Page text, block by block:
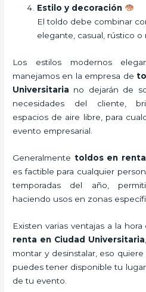
Estilo y decoración
El toldo debe combinar
elegante, casual, rústico o
Los estilos modernos
manejamos en la empresa de
Universitaria no dejarán de
necesidades del cliente,
espacios de aire libre, para
evento empresarial.
Generalmente toldos en renta
es factible para cualquier
temporadas del año,
haciendo usos en zonas
Existen varias ventajas a la
renta en Ciudad Universitaria
montar y desinstalar, eso
puedes tener disponible tu
de tu evento.